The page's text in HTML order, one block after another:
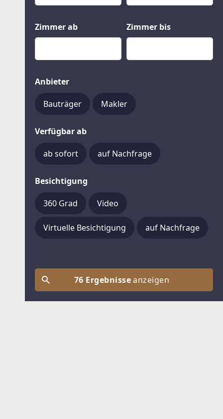
Zimmer ab Zimmer bis
Anbieter
Bauträger Makler
Verfügbar ab
ab sofort auf Nachfrage
Besichtigung
360 Grad Video
Virtuelle Besichtigung auf Nachfrage
76 Ergebnisseanzeigen